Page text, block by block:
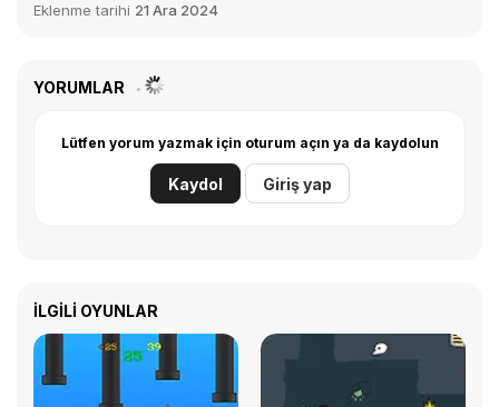
Eklenme tarihi 21 Ara 2024
YORUMLAR
Lütfen yorum yazmak için oturum açın ya da kaydolun
Kaydol Giriş yap
İLGILI OYUNLAR